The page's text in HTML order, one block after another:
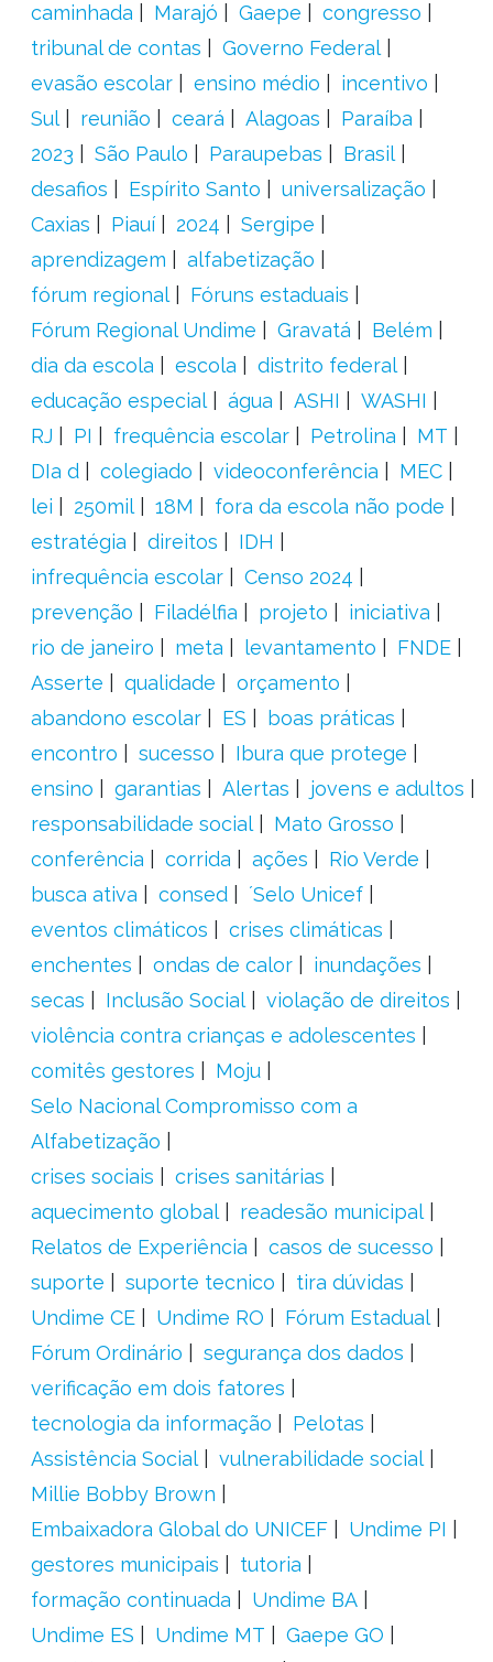
caminhada Marajó Gaepe
congresso
tribunal de contas
Governo Federal
evasão escolar
ensino médio
incentivo
Sul
reunião ceará Alagoas
Paraíba
2023
São Paulo Paraupebas
Brasil
desafios
Espírito Santo
universalização
Caxias
Piauí 2024
Sergipe
aprendizagem
alfabetização
fórum regional
Fóruns estaduais
Fórum Regional Undime
Gravatá
Belém
dia da escola
escola
distrito federal
educação especial
água ASHI
WASHI
RJ
PI frequência escolar Petrolina
MT
DIa d
colegiado videoconferência
MEC
lei
250mil 18M
fora da escola não pode
estratégia
direitos
IDH
infrequência escolar
Censo 2024
prevenção
Filadélfia projeto
iniciativa
rio de janeiro
meta levantamento
FNDE
Asserte
qualidade
orçamento
abandono escolar
ES
boas práticas
encontro
sucesso
Ibura que protege
ensino
garantias Alertas
jovens e adultos
responsabilidade social
Mato Grosso
conferência
corrida ações
Rio Verde
busca ativa
consed
´Selo Unicef
eventos climáticos
crises climáticas
enchentes
ondas de calor
inundações
secas
Inclusão Social
violação de direitos
violência contra crianças e adolescentes
comitês gestores
Moju
Selo Nacional Compromisso com a
Alfabetização
crises sociais
crises sanitárias
aquecimento global
readesão municipal
Relatos de Experiência
casos de sucesso
suporte
suporte tecnico
tira dúvidas
Undime CE
Undime RO
Fórum Estadual
Fórum Ordinário
segurança dos dados
verificação em dois fatores
tecnologia da informação
Pelotas
Assistência Social
vulnerabilidade social
Millie Bobby Brown
Embaixadora Global do UNICEF
Undime PI
gestores municipais
tutoria
formação continuada
Undime BA
Undime ES
Undime MT
Gaepe GO